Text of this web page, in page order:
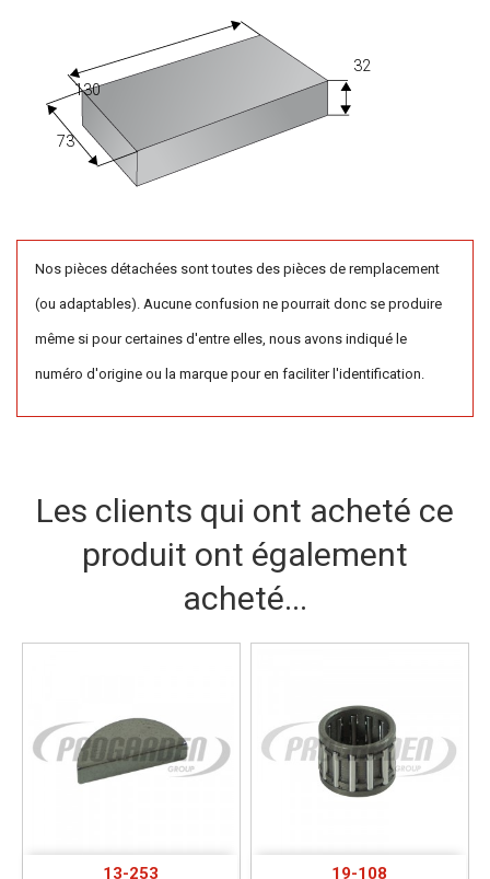
73
130
32
Nos pièces détachées sont toutes des pièces de remplacement
(ou adaptables). Aucune confusion ne pourrait donc se produire
même si pour certaines d'entre elles, nous avons indiqué le
numéro d'origine ou la marque pour en faciliter l'identification.
Les clients qui ont acheté ce
produit ont également
acheté...
13-253 19-108